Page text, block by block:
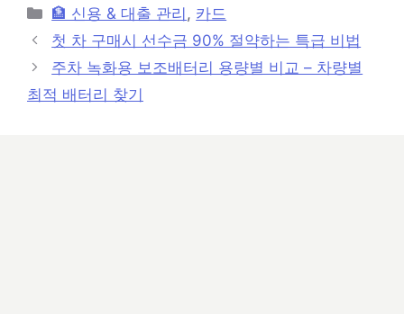
카
테
리
🏦 신용 & 대출 관리 , 카드
첫 차 구매시 선수금 90% 절약하는 특급 비법
주차 녹화용 보조배터리 용량별 비교 – 차량별
최적 배터리 찾기